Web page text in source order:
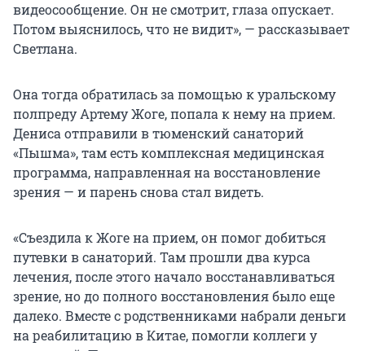
видеосообщение. Он не смотрит, глаза опускает.
Потом выяснилось, что не видит», — рассказывает
Светлана.
Она тогда обратилась за помощью к уральскому
полпреду Артему Жоге, попала к нему на прием.
Дениса отправили в тюменский санаторий
«Пышма», там есть комплексная медицинская
программа, направленная на восстановление
зрения — и парень снова стал видеть.
«Съездила к Жоге на прием, он помог добиться
путевки в санаторий. Там прошли два курса
лечения, после этого начало восстанавливаться
зрение, но до полного восстановления было еще
далеко. Вместе с родственниками набрали деньги
на реабилитацию в Китае, помогли коллеги у